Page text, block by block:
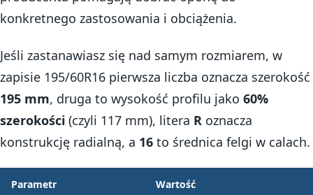
konkretnego zastosowania i obciążenia.
Jeśli zastanawiasz się nad samym rozmiarem, w
zapisie 195/60R16 pierwsza liczba oznacza szerokość
195 mm, druga to wysokość profilu jako 60%
szerokości (czyli 117 mm), litera R oznacza
konstrukcję radialną, a 16 to średnica felgi w calach.
Parametr Wartość